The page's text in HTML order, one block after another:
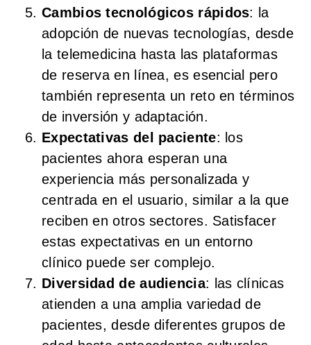
Cambios tecnológicos rápidos: la
adopción de nuevas tecnologías, desde
la telemedicina hasta las plataformas
de reserva en línea, es esencial pero
también representa un reto en términos
de inversión y adaptación.
Expectativas del paciente: los
pacientes ahora esperan una
experiencia más personalizada y
centrada en el usuario, similar a la que
reciben en otros sectores. Satisfacer
estas expectativas en un entorno
clínico puede ser complejo.
Diversidad de audiencia: las clínicas
atienden a una amplia variedad de
pacientes, desde diferentes grupos de